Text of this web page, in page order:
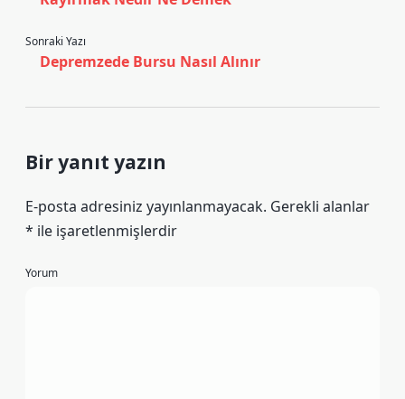
Sonraki Yazı
Depremzede Bursu Nasıl Alınır
Bir yanıt yazın
E-posta adresiniz yayınlanmayacak. Gerekli alanlar
* ile işaretlenmişlerdir
Yorum